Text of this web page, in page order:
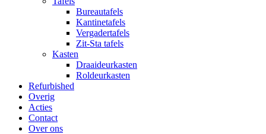
Bureautafels
Kantinetafels
Vergadertafels
Zit-Sta tafels
Kasten
Draaideurkasten
Roldeurkasten
Refurbished
Overig
Acties
Contact
Over ons